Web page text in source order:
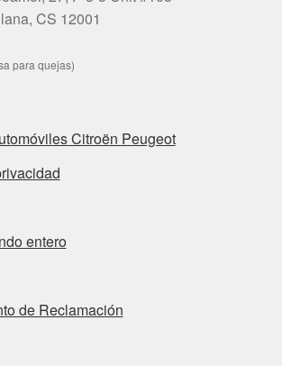
CS 12001
para quejas)
Citroën Peugeot
entero
de Reclamación